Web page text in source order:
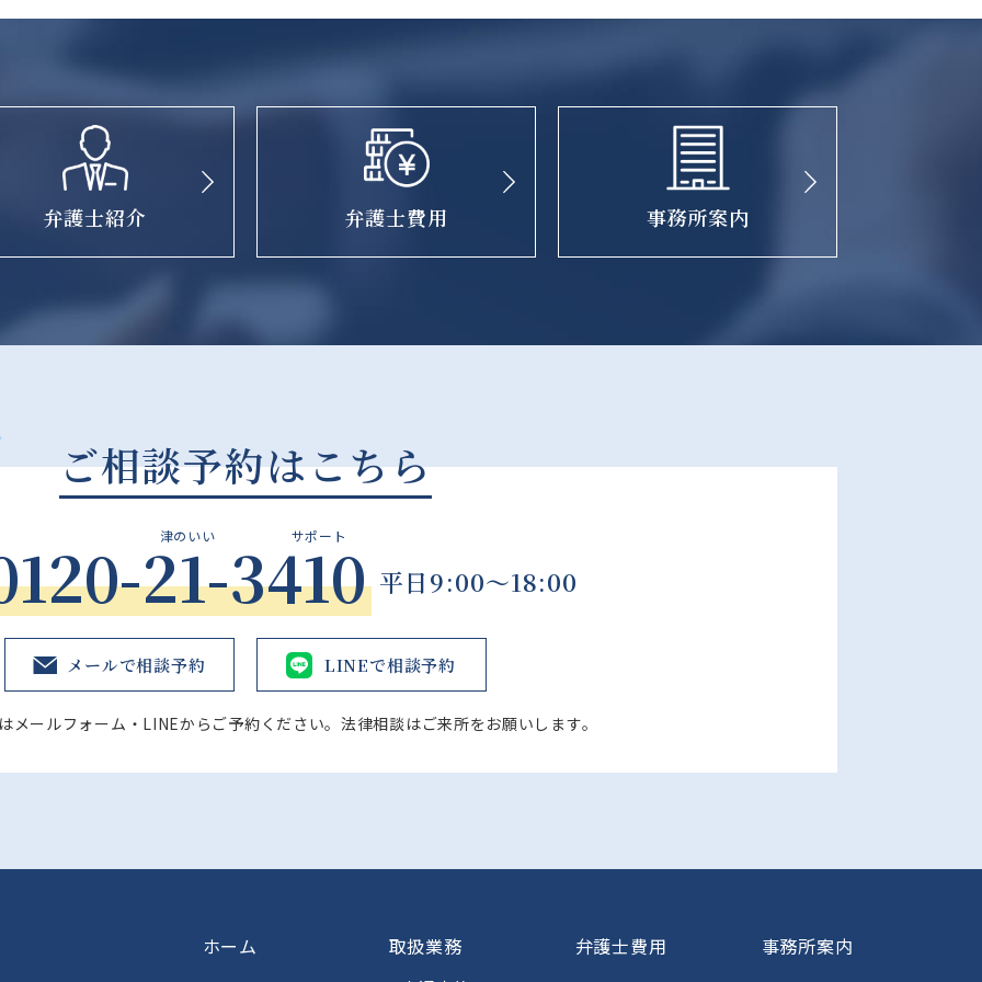
弁護士紹介 弁護士費用 事務所案内
ご相談予約はこちら
津のいい サポート
21-3410 平日9:00～18:00
メールで相談予約 LINEで相談予約
メールフォーム・LINEからご予約ください。法律相談はご来所をお願いします。
ホーム 取扱業務 弁護士費用 事務所案内